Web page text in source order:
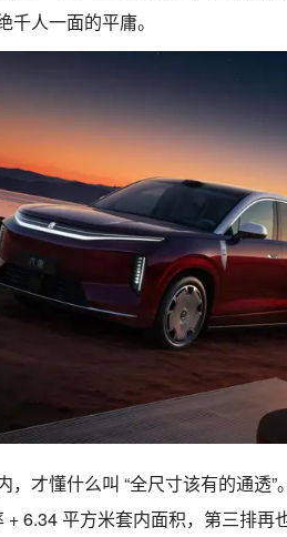
千人一面的平庸。
，才懂什么叫 “全尺寸该有的通透
+ 6.34 平方米套内面积，第三排再